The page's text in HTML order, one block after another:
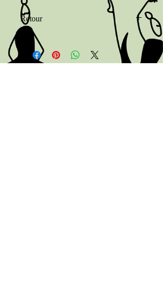
Retour
Neem binnen 7 dagen na levering
contact met me op als je wilt
retouren. Je kunt de bestelling tot